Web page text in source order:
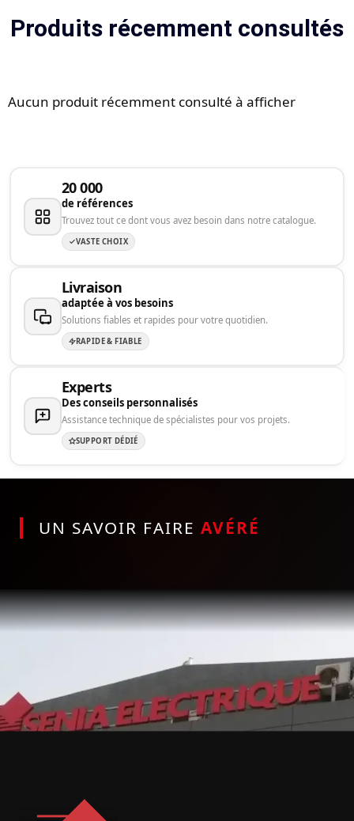
Produits récemment consultés
Aucun produit récemment consulté à afficher
20 000
de références
Trouvez tout ce dont vous avez besoin dans notre catalogue.
VASTE CHOIX
Livraison
adaptée à vos besoins
Solutions fiables et rapides pour votre quotidien.
RAPIDE & FIABLE
Experts
Des conseils personnalisés
Assistance technique de spécialistes pour vos projets.
SUPPORT DÉDIÉ
UN SAVOIR FAIRE AVÉRÉ